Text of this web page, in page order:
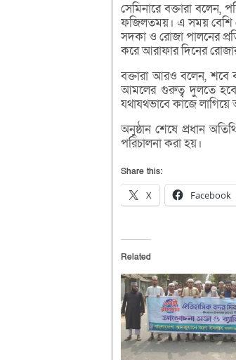
সেমিনারে বক্তারা
ফজিলতময়। এ সময় বেশি
সদকা ও রোজা পালনের
করে আরাফার দিনের
বক্তারা আরও বলেন,
আমলের গুরুত্ব দুলতে
যথাযথভাবে কাজে লাগিয়ে
অনুষ্ঠান শেষে প্রধান
পরিচালনা করা হয়।
Share this:
X Facebook
Related